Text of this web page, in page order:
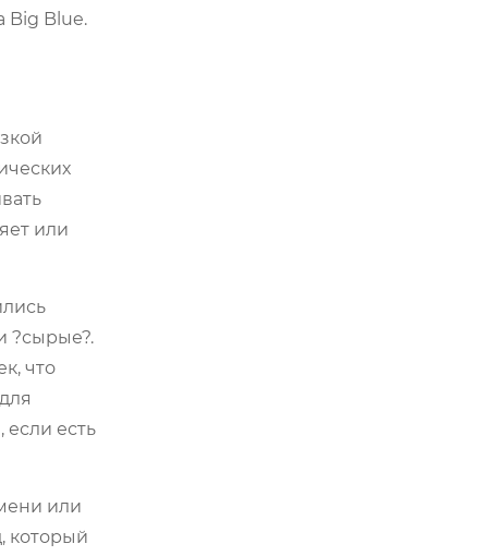
Big Blue.
или
?сырые?.
что
есть
или
который